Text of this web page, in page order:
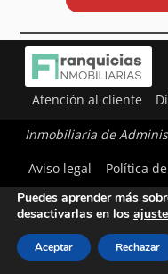
Atención al cliente
Inmobiliaria de
Aviso legal
Política
Utilizamos cookies para
nuestra web.
Puedes aprender más
desactivarlas en los
Aceptar Rechazar